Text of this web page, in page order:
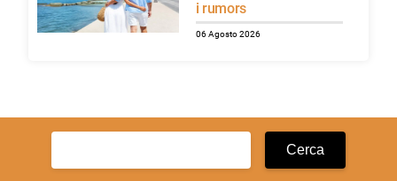
i rumors
06 Agosto 2026
Ricerca